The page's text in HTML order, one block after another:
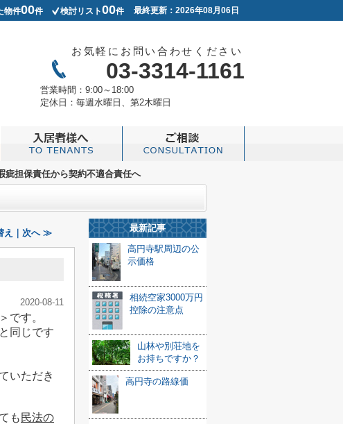
物件00件 検討リスト00件 最終更新：2026年08月06日
お気軽にお問い合わせください
03-3314-1161
営業時間： 9:00～18:00
定休日： 毎週水曜日、第2木曜日
疵担保責任から契約不適合責任へ
え｜次へ ≫
2020-08-11
です。
同じです
いただき
も 民法の
最新記事
高円寺駅周辺の公
示価格
相続空家3000万円
控除の注意点
山林や別荘地を
お持ちですか？
高円寺の路線価